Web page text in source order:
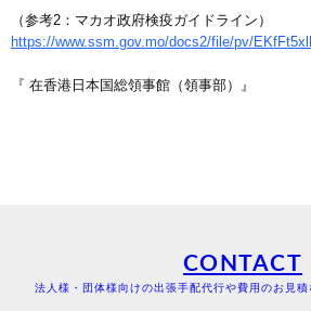
（参考2：マカオ政府検疫ガイドライン）
https://www.ssm.gov.mo/docs2/file/pv/
『 在香港日本国総領事館（領事部）』
CONTACT
法人様・団体様向けの出張手配代行や費用のお見